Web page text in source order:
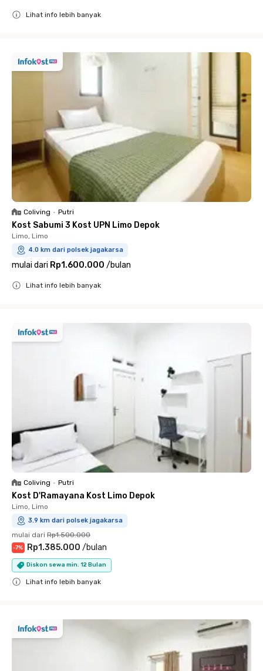
Lihat info lebih banyak
Coliving • Putri
Kost Sabumi 3 Kost UPN Limo Depok
Limo, Limo
4.0 km dari polsek jagakarsa
mulai dari Rp1.600.000 /bulan
Lihat info lebih banyak
Coliving • Putri
Kost D'Ramayana Kost Limo Depok
Limo, Limo
3.9 km dari polsek jagakarsa
mulai dari Rp1.500.000
-7% Rp1.385.000 /bulan
Diskon sewa min. 12 Bulan
Lihat info lebih banyak